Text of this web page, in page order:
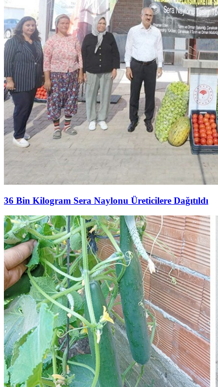
36 Bin Kilogram Sera Naylonu Üreticilere Dağıtıldı